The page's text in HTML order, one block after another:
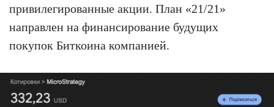
привилегированные акции. План «21/21»
направлен на финансирование будущих
покупок Биткоина компанией.